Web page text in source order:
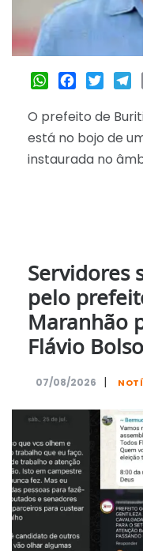
WhatsAppFacebook
Twitter
O prefeito de
está no bojo de
instaurada no
Servidores
pelo
Maranhão
Flávio
07/08/2026 |